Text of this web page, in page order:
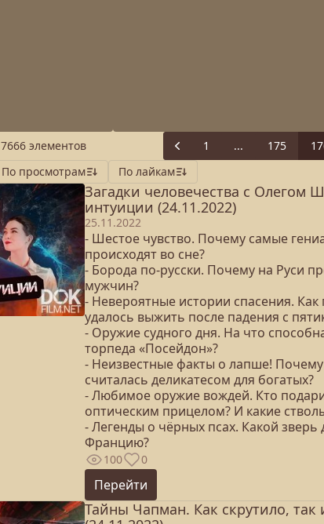
7666 элементов Previous
1 ... 175
По просмотрам По лайкам
Загадки человечества с Олегом
интуиции (24.11.2022)
25.11.2022
- Шестое чувство. Почему самые
происходят во сне?
- Борода по-русски. Почему на Руси
мужчин?
- Невероятные истории спасения.
удалось выжить после падения с
- Оружие судного дня. На что
торпеда «Посейдон»?
- Неизвестные факты о лапше!
считалась деликатесом для богатых?
- Любимое оружие вождей. Кто
оптическим прицелом? И какие
- Легенды о чёрных псах. Какой зверь
Францию?
100 0
Перейти
Тайны Чапман. Как скрутило, так